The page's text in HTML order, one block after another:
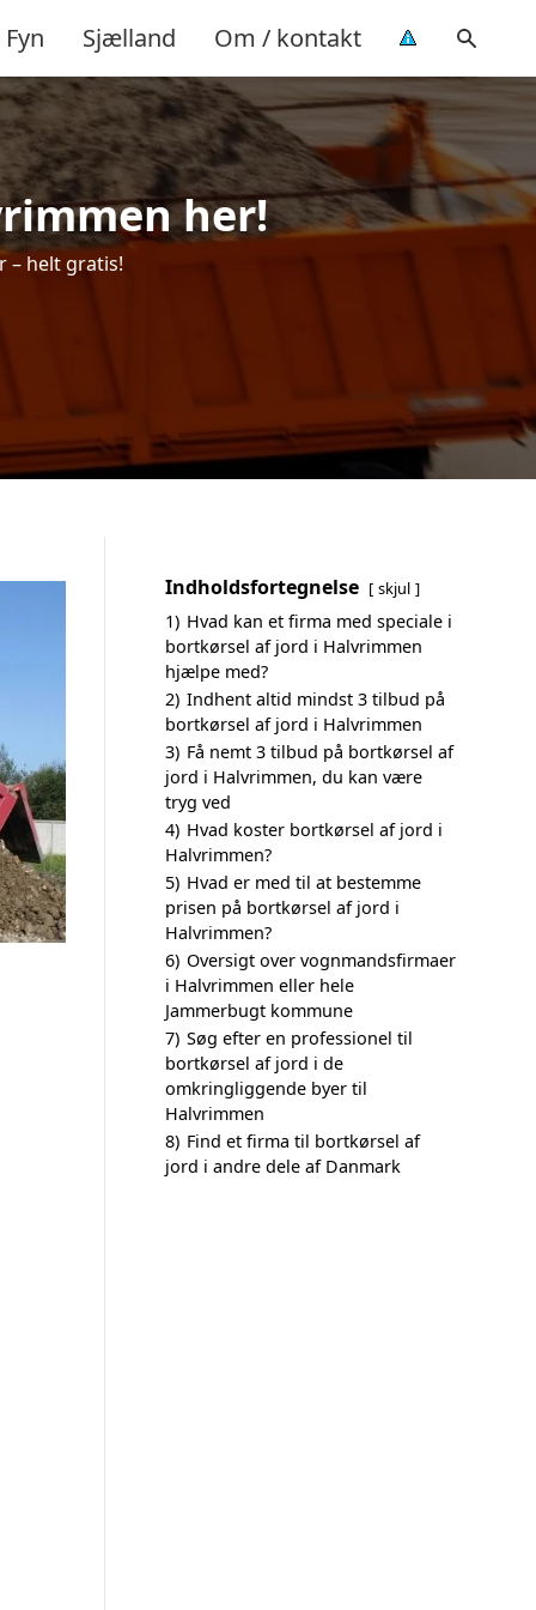
Fyn Sjælland Om / kontakt
her!
– helt gratis!
Indholdsfortegnelse skjul
1) Hvad kan et firma med speciale i
bortkørsel af jord i Halvrimmen
hjælpe med?
2) Indhent altid mindst 3 tilbud på
bortkørsel af jord i Halvrimmen
3) Få nemt 3 tilbud på bortkørsel af
jord i Halvrimmen, du kan være
tryg ved
4) Hvad koster bortkørsel af jord i
Halvrimmen?
5) Hvad er med til at bestemme
prisen på bortkørsel af jord i
Halvrimmen?
6) Oversigt over vognmandsfirmaer
i Halvrimmen eller hele
Jammerbugt kommune
7) Søg efter en professionel til
bortkørsel af jord i de
omkringliggende byer til
Halvrimmen
8) Find et firma til bortkørsel af
jord i andre dele af Danmark